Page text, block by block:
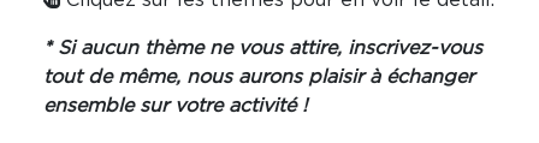
* Si aucun thème ne vous attire, inscrivez-vous
tout de même, nous aurons plaisir à échanger
ensemble sur votre activité !